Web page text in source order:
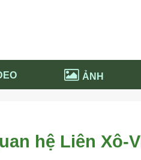
ẢNH
NABU EDUCATION
hệ Liên Xô-